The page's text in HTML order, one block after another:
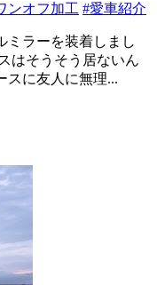
ンオフ加工 #愛車紹介
ミラーを装着しまし
はそうそう居ないん
スに友人に無理...